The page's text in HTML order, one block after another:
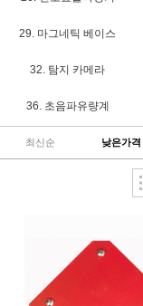
29. 마그네틱 베이스
32. 탐지 카메라
36. 초음파유량계
최신순 낮은가격